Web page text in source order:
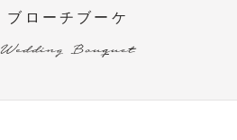
ブローチブーケ
Wedding Bouquet